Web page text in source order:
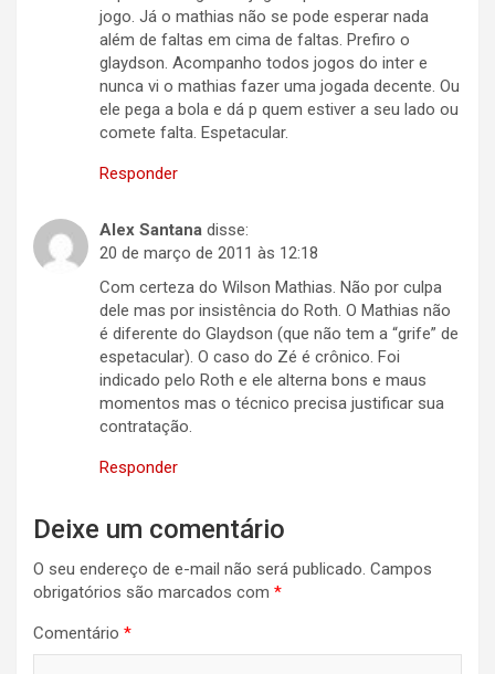
jogo. Já o mathias não se pode esperar nada
além de faltas em cima de faltas. Prefiro o
glaydson. Acompanho todos jogos do inter e
nunca vi o mathias fazer uma jogada decente. Ou
ele pega a bola e dá p quem estiver a seu lado ou
comete falta. Espetacular.
Responder
Alex Santana disse:
20 de março de 2011 às 12:18
Com certeza do Wilson Mathias. Não por culpa
dele mas por insistência do Roth. O Mathias não
é diferente do Glaydson (que não tem a “grife” de
espetacular). O caso do Zé é crônico. Foi
indicado pelo Roth e ele alterna bons e maus
momentos mas o técnico precisa justificar sua
contratação.
Responder
Deixe um comentário
O seu endereço de e-mail não será publicado. Campos
obrigatórios são marcados com *
Comentário *